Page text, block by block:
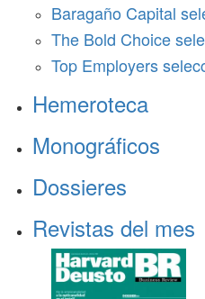
Baragaño Capital
The Bold Choice
Top Employers
Hemeroteca
Monográficos
Dossieres
Revistas del mes